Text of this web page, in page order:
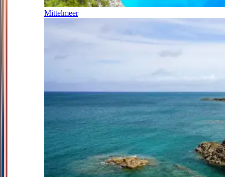
Mittelmeer